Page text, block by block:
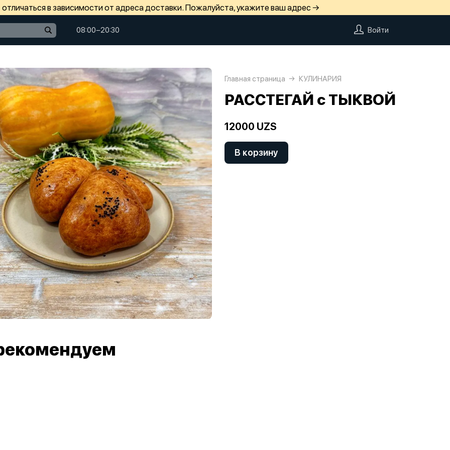
в зависимости от адреса доставки. Пожалуйста, укажите ваш адрес →
08:00−20:30 Войти
Главная страница КУЛИНАРИЯ
РАССТЕГАЙ с ТЫКВОЙ
12000 UZS
В корзину